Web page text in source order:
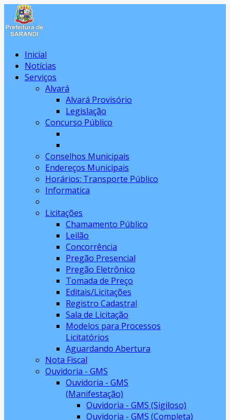
Inicial
Notícias
Serviços
Alvará
Alvará Provisório
Legislação
Concurso Público
Conselhos Municipais
Endereços Municipais
Horários: Transporte Público
Informatica
Licitações
Chamamento Público
Leilão
Concorrência
Pregão Presencial
Pregão Eletrônico
Tomada de Preço
Editais/Licitações
Registro Cadastral
Sala de Licitação
Modelos para Processos
Licitatórios
Aguardando Abertura
Nota Fiscal
Ouvidoria - GMS
Ouvidoria - GMS
(Manifestação)
Ouvidoria - GMS (Sigiloso)
Ouvidoria - GMS (Completa)